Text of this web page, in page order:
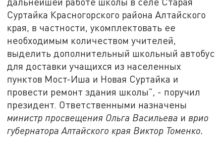
Суртайка Красногорского района Алтайского
края, в частности, укомплектовать ее
необходимым количеством учителей,
выделить дополнительный школьный автобус
для доставки учащихся из населенных
пунктов Мост-Иша и Новая Суртайка и
провести ремонт здания школы", - поручил
президент. Ответственными назначены
министр просвещения Ольга Васильева и врио
губернатора Алтайского края Виктор Томенко.